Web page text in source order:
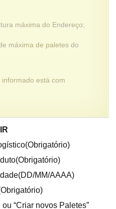
máxima do Endereço;
máxima de paletes do
está com
MM/AAAA)
ou “Criar novos Paletes”